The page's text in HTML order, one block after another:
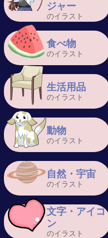
ジャー
のイラスト
食べ物
のイラスト
生活用品
のイラスト
動物
のイラスト
自然・宇宙
のイラスト
文字・アイコ
ン
のイラスト